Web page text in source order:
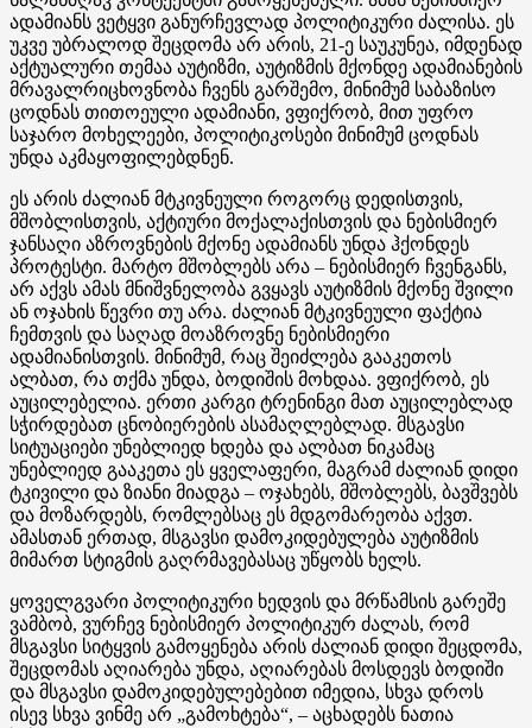
ადამიანს ვეტყვი განურჩევლად პოლიტიკური ძალისა. ეს
უკვე უბრალოდ შეცდომა არ არის, 21-ე საუკუნეა, იმდენად
აქტუალური თემაა აუტიზმი, აუტიზმის მქონდე ადამიანების
მრავალრიცხოვნობა ჩვენს გარშემო, მინიმუმ საბაზისო
ცოდნას თითოეული ადამიანი, ვფიქრობ, მით უფრო
საჯარო მოხელეები, პოლიტიკოსები მინიმუმ ცოდნას
უნდა აკმაყოფილებდნენ.
ეს არის ძალიან მტკივნეული როგორც დედისთვის,
მშობლისთვის, აქტიური მოქალაქისთვის და ნებისმიერ
ჯანსაღი აზროვნების მქონე ადამიანს უნდა ჰქონდეს
პროტესტი. მარტო მშობლებს არა – ნებისმიერ ჩვენგანს,
არ აქვს ამას მნიშვნელობა გვყავს აუტიზმის მქონე შვილი
ან ოჯახის წევრი თუ არა. ძალიან მტკივნეული ფაქტია
ჩემთვის და საღად მოაზროვნე ნებისმიერი
ადამიანისთვის. მინიმუმ, რაც შეიძლება გააკეთოს
ალბათ, რა თქმა უნდა, ბოდიშის მოხდაა. ვფიქრობ, ეს
აუცილებელია. ერთი კარგი ტრენინგი მათ აუცილებლად
სჭირდებათ ცნობიერების ასამაღლებლად. მსგავსი
სიტუაციები უნებლიედ ხდება და ალბათ ნიკამაც
უნებლიედ გააკეთა ეს ყველაფერი, მაგრამ ძალიან დიდი
ტკივილი და ზიანი მიადგა – ოჯახებს, მშობლებს, ბავშვებს
და მოზარდებს, რომლებსაც ეს მდგომარეობა აქვთ.
ამასთან ერთად, მსგავსი დამოკიდებულება აუტიზმის
მიმართ სტიგმის გაღრმავებასაც უწყობს ხელს.
ყოველგვარი პოლიტიკური ხედვის და მრწამსის გარეშე
ვამბობ, ვურჩევ ნებისმიერ პოლიტიკურ ძალას, რომ
მსგავსი სიტყვის გამოყენება არის ძალიან დიდი შეცდომა,
შეცდომას აღიარება უნდა, აღიარებას მოსდევს ბოდიში
და მსგავსი დამოკიდებულებებით იმედია, სხვა დროს
ისევ სხვა ვინმე არ „გამოხტება“, – აცხადებს ნათია